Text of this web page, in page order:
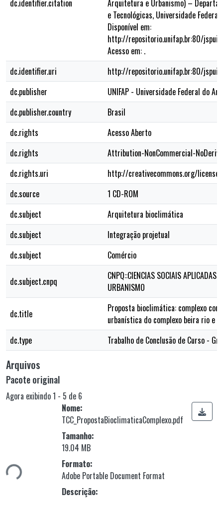
dc.identifier.citation
Arquitetura e Urbanismo) –
e Tecnológicas, Universidade
Disponível em:
http://repositorio.unifap.br:80/jspui/
Acesso em: .
dc.identifier.uri
http://repositorio.unifap.br:80/
dc.publisher
UNIFAP - Universidade Federal do
dc.publisher.country
Brasil
dc.rights
Acesso Aberto
dc.rights
Attribution-NonCommercial-
dc.rights.uri
http://creativecommons.org/
dc.source
1 CD-ROM
dc.subject
Arquitetura bioclimática
dc.subject
Integração projetual
dc.subject
Comércio
dc.subject.cnpq
CNPQ::CIENCIAS SOCIAIS
URBANISMO
dc.title
Proposta bioclimática: complexo
urbanística do complexo beira rio e
dc.type
Trabalho de Conclusão de Curso -
Arquivos
Pacote original
Agora exibindo1 - 5 de 6
Carregando...
Nome:
TCC_PropostaBioclimaticaComplexo.pdf
Tamanho:
19.04 MB
Formato:
Adobe Portable Document Format
Descrição: